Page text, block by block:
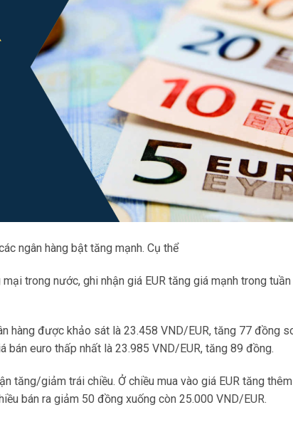
ngân hàng bật tăng mạnh. Cụ thể
trong nước, ghi nhận giá EUR tăng giá mạnh trong tuần
hàng được khảo sát là 23.458 VND/EUR, tăng 77 đồng
bán euro thấp nhất là 23.985 VND/EUR, tăng 89 đồng.
tăng/giảm trái chiều. Ở chiều mua vào giá EUR tăng
bán ra giảm 50 đồng xuống còn 25.000 VND/EUR.